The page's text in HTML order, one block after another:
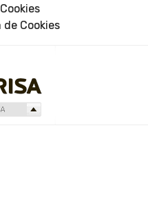
Cookies